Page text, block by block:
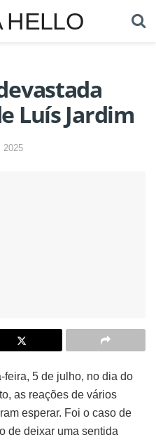
HELLO
Luís Jardim
2025
feira, 5 de julho, no dia do
as reações de vários
esperar. Foi o caso de
de deixar uma sentida